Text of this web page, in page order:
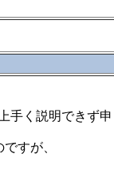
手く説明できず申
すが、